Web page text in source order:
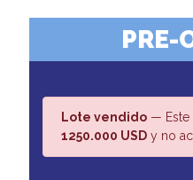
PRE-
Lote vendido — Este
1250.000 USD y no